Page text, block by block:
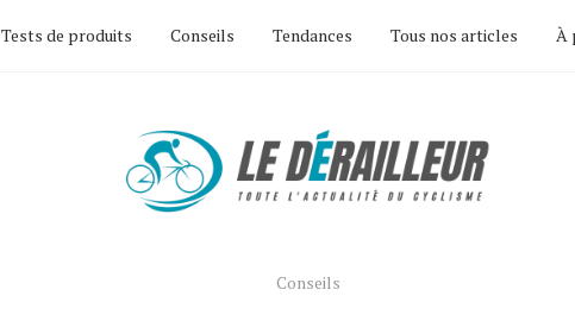
Tests de produits Conseils Tendances Tous nos articles À
Conseils